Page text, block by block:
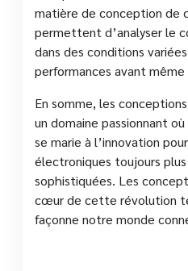
matière de conception de
permettent d’analyser le
dans des conditions
performances avant même
En somme, les
un domaine passionnant
se marie à l’innovation
électroniques toujours
sophistiquées. Les
cœur de cette révolution
façonne notre monde